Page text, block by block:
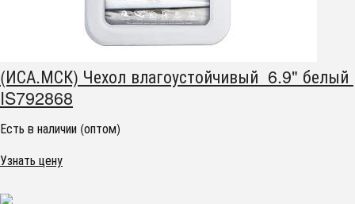
(ИСА.МСК) Чехол влагоустойчивый 6.9" белый
IS792868
Есть в наличии (оптом)
Узнать цену